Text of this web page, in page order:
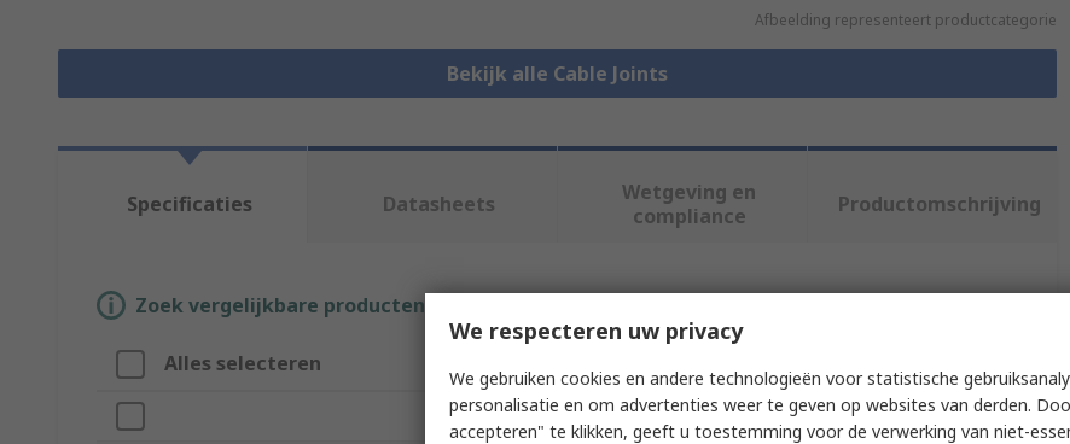
Afbeelding representeert productcategorie
Bekijk alle Cable Joints
Specificaties Datasheets
Wetgeving en
compliance
Productomschrijving
Zoek vergelijkbare producten door een of meer kenmerken te selecteren.
Alles selecteren
Merk 3M
We respecteren uw privacy
We gebruiken cookies en andere technologieën voor statistische
personalisatie en om advertenties weer te geven op websites van derden.
accepteren" te klikken, geeft u toestemming voor de verwerking van niet-